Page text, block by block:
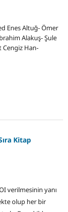
Enes Altuğ- Ömer
Alakuş- Şule
Cengiz Han-
Kitap
verilmesinin yanı
olup her bir